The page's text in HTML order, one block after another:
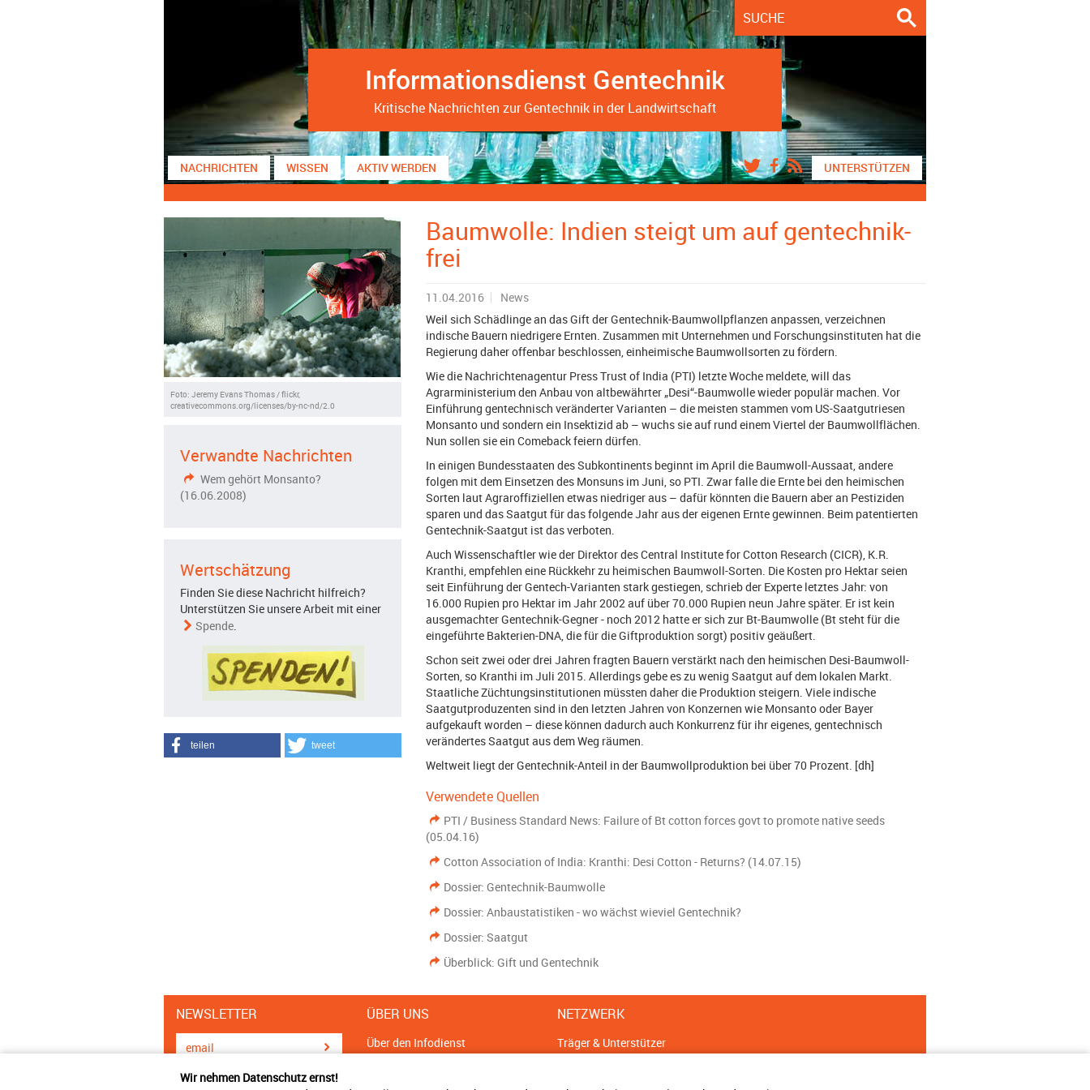
Wir nehmen Datenschutz ernst!
Informationsdienst Gentechnik
Kritische Nachrichten zur Gentechnik in der Landwirtschaft
NACHRICHTEN WISSEN AKTIV WERDEN UNTERSTÜTZEN
Foto: Jeremy Evans Thomas / flickr,
creativecommons.org/licenses/by-nc-nd/2.0
Verwandte Nachrichten
Wem gehört Monsanto?
(16.06.2008)
Wertschätzung
Finden Sie diese Nachricht hilfreich?
Unterstützen Sie unsere Arbeit mit einer
Spende.
teilen tweet
Baumwolle: Indien steigt um auf gentechnik-
frei
11.04.2016
News
Weil sich Schädlinge an das Gift der Gentechnik-Baumwollpflanzen anpassen, verzeichnen
indische Bauern niedrigere Ernten. Zusammen mit Unternehmen und Forschungsinstituten hat die
Regierung daher offenbar beschlossen, einheimische Baumwollsorten zu fördern.
Wie die Nachrichtenagentur Press Trust of India (PTI) letzte Woche meldete, will das
Agrarministerium den Anbau von altbewährter „Desi“-Baumwolle wieder populär machen. Vor
Einführung gentechnisch veränderter Varianten – die meisten stammen vom US-Saatgutriesen
Monsanto und sondern ein Insektizid ab – wuchs sie auf rund einem Viertel der Baumwollflächen.
Nun sollen sie ein Comeback feiern dürfen.
In einigen Bundesstaaten des Subkontinents beginnt im April die Baumwoll-Aussaat, andere
folgen mit dem Einsetzen des Monsuns im Juni, so PTI. Zwar falle die Ernte bei den heimischen
Sorten laut Agraroffiziellen etwas niedriger aus – dafür könnten die Bauern aber an Pestiziden
sparen und das Saatgut für das folgende Jahr aus der eigenen Ernte gewinnen. Beim patentierten
Gentechnik-Saatgut ist das verboten.
Auch Wissenschaftler wie der Direktor des Central Institute for Cotton Research (CICR), K.R.
Kranthi, empfehlen eine Rückkehr zu heimischen Baumwoll-Sorten. Die Kosten pro Hektar seien
seit Einführung der Gentech-Varianten stark gestiegen, schrieb der Experte letztes Jahr: von
16.000 Rupien pro Hektar im Jahr 2002 auf über 70.000 Rupien neun Jahre später. Er ist kein
ausgemachter Gentechnik-Gegner - noch 2012 hatte er sich zur Bt-Baumwolle (Bt steht für die
eingeführte Bakterien-DNA, die für die Giftproduktion sorgt) positiv geäußert.
Schon seit zwei oder drei Jahren fragten Bauern verstärkt nach den heimischen Desi-Baumwoll-
Sorten, so Kranthi im Juli 2015. Allerdings gebe es zu wenig Saatgut auf dem lokalen Markt.
Staatliche Züchtungsinstitutionen müssten daher die Produktion steigern. Viele indische
Saatgutproduzenten sind in den letzten Jahren von Konzernen wie Monsanto oder Bayer
aufgekauft worden – diese können dadurch auch Konkurrenz für ihr eigenes, gentechnisch
verändertes Saatgut aus dem Weg räumen.
Weltweit liegt der Gentechnik-Anteil in der Baumwollproduktion bei über 70 Prozent. [dh]
Verwendete Quellen
PTI / Business Standard News: Failure of Bt cotton forces govt to promote native seeds
(05.04.16)
Cotton Association of India: Kranthi: Desi Cotton - Returns? (14.07.15)
Dossier: Gentechnik-Baumwolle
Dossier: Anbaustatistiken - wo wächst wieviel Gentechnik?
Dossier: Saatgut
Überblick: Gift und Gentechnik
NEWSLETTER ÜBER UNS
Über den Infodienst
NETZWERK
Träger & Unterstützer